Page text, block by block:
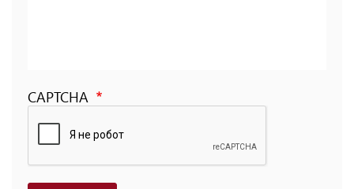
CAPTCHA